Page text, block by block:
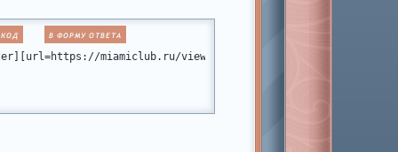
uploads/001b/fb/fb/2/154730.png[/img][/url][/align]
В ФОРМУ ОТВЕТА